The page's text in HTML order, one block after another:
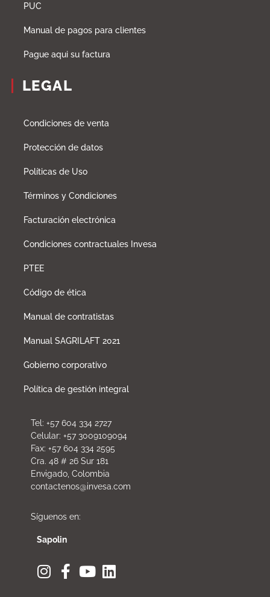
PUC
Manual de pagos para clientes
Pague aqui su factura
LEGAL
Condiciones de venta
Protección de datos
Políticas de Uso
Términos y Condiciones
Facturación electrónica
Condiciones contractuales Invesa
PTEE
Código de ética
Manual de contratistas
Manual SAGRILAFT 2021
Gobierno corporativo
Política de gestión integral
Tel: +57 604 334 2727
Celular: +57 3009109094
Fax: +57 604 334 2595
Cra. 48 # 26 Sur 181
Envigado, Colombia
contactenos@invesa.com
Síguenos en:
Sapolin